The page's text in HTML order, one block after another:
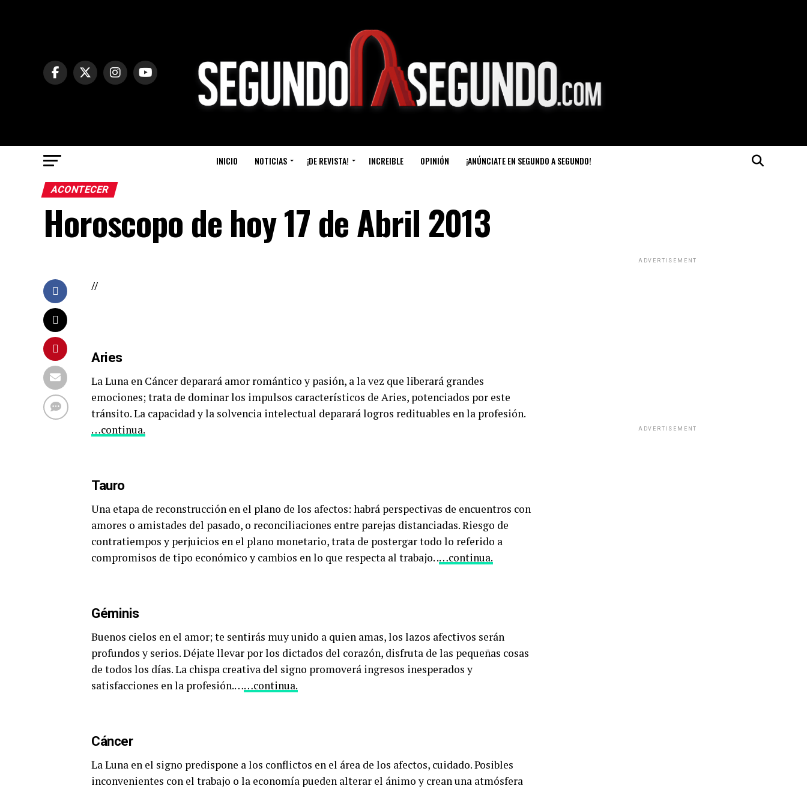
INICIO NOTICIAS ¡DE REVISTA! INCREIBLE OPINIÓN ¡ANÚNCIATE EN SEGUNDO A SEGUNDO!
ACONTECER
Horoscopo de hoy 17 de Abril 2013
//
Aries
La Luna en Cáncer deparará amor romántico y pasión, a la vez que liberará grandes
emociones; trata de dominar los impulsos característicos de Aries, potenciados por este
tránsito. La capacidad y la solvencia intelectual deparará logros redituables en la profesión.
…continua.
Tauro
Una etapa de reconstrucción en el plano de los afectos: habrá perspectivas de encuentros con
amores o amistades del pasado, o reconciliaciones entre parejas distanciadas. Riesgo de
contratiempos y perjuicios en el plano monetario, trata de postergar todo lo referido a
compromisos de tipo económico y cambios en lo que respecta al trabajo. .…continua.
Géminis
Buenos cielos en el amor; te sentirás muy unido a quien amas, los lazos afectivos serán
profundos y serios. Déjate llevar por los dictados del corazón, disfruta de las pequeñas cosas
de todos los días. La chispa creativa del signo promoverá ingresos inesperados y
satisfacciones en la profesión.……continua.
Cáncer
La Luna en el signo predispone a los conflictos en el área de los afectos, cuidado. Posibles
inconvenientes con el trabajo o la economía pueden alterar el ánimo y crean una atmósfera
ADVERTISEMENT
ADVERTISEMENT